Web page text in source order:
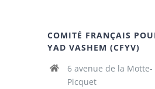
COMITÉ FRANÇAIS
YAD VASHEM (CFYV)
6 avenue de la Motte-
Picquet